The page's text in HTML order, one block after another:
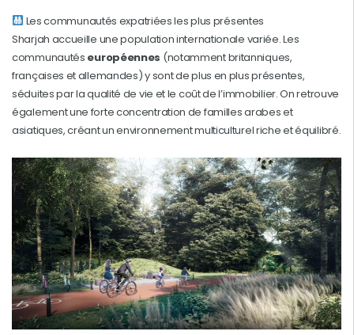
Les communautés expatriées les plus présentes
Sharjah accueille une population internationale variée. Les
communautés européennes (notamment britanniques,
françaises et allemandes) y sont de plus en plus présentes,
séduites par la qualité de vie et le coût de l’immobilier. On retrouve
également une forte concentration de familles arabes et
asiatiques, créant un environnement multiculturel riche et équilibré.